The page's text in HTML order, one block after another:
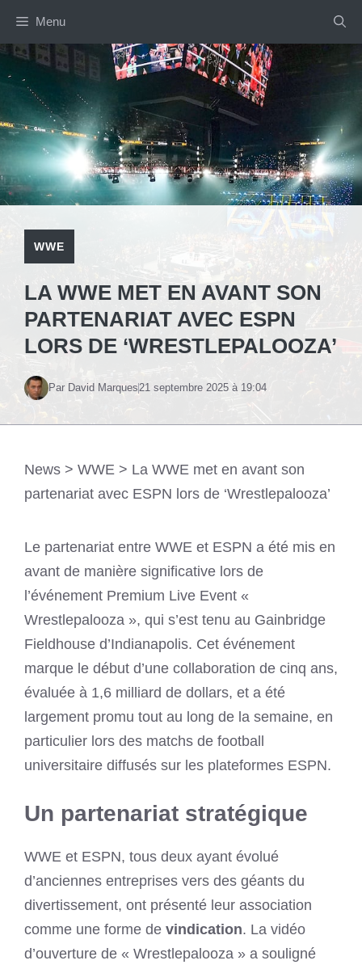
contenu
Menu
WWE
LA WWE MET EN AVANT SON
PARTENARIAT AVEC ESPN
LORS DE ‘WRESTLEPALOOZA’
Par David Marques21 septembre 2025 à 19:04
News > WWE > La WWE met en avant son
partenariat avec ESPN lors de ‘Wrestlepalooza’
Le partenariat entre WWE et ESPN a été mis en
avant de manière significative lors de
l’événement Premium Live Event «
Wrestlepalooza », qui s’est tenu au Gainbridge
Fieldhouse d’Indianapolis. Cet événement
marque le début d’une collaboration de cinq ans,
évaluée à 1,6 milliard de dollars, et a été
largement promu tout au long de la semaine, en
particulier lors des matchs de football
universitaire diffusés sur les plateformes ESPN.
Un partenariat stratégique
WWE et ESPN, tous deux ayant évolué
d’anciennes entreprises vers des géants du
divertissement, ont présenté leur association
comme une forme de vindication. La vidéo
d’ouverture de « Wrestlepalooza » a souligné